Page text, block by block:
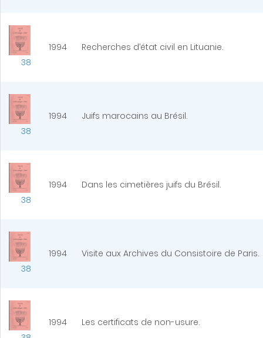
38
1994 Recherches d’état civil en Lituanie.
38
1994 Juifs marocains au Brésil.
38
1994 Dans les cimetières juifs du Brésil.
38
1994 Visite aux Archives du Consistoire de Paris.
1994 Les certificats de non-usure.